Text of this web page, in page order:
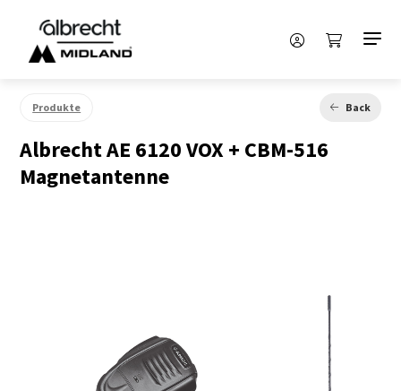
Produkte Back
Albrecht AE 6120 VOX + CBM-516
Magnetantenne